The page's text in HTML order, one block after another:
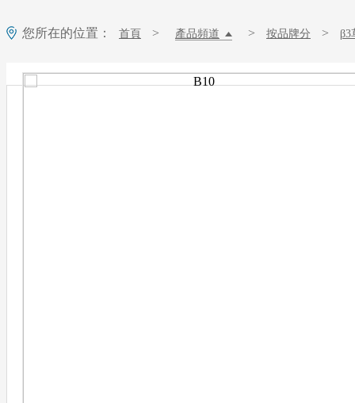
您所在的位置： 首頁 > 產品頻道 > 按品牌分 > β3